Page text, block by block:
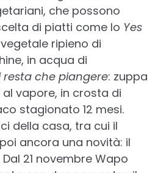
che possono
di piatti come lo Yes
ripieno di
in acqua di
resta che piangere: zuppa
vapore, in crosta di
stagionato 12 mesi.
della casa, tra cui il
ancora una novità: il
21 novembre Wapo